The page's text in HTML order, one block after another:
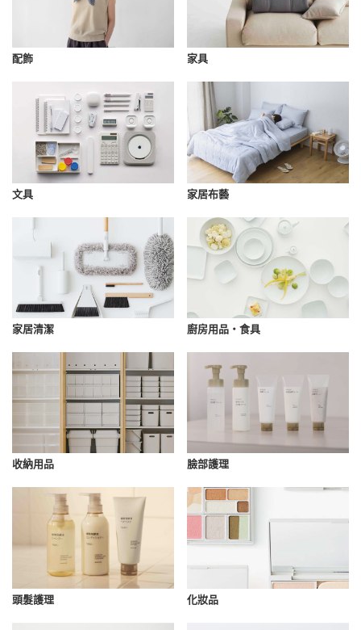
配飾 家具
文具 家居布藝
家居清潔 廚房用品・食具
收納用品 臉部護理
頭髮護理 化妝品